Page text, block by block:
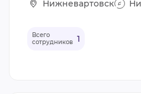
Нижневартовск
Всего
сотрудников 1